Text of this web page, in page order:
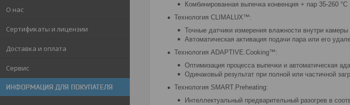
О нас
Сертификаты и лицензии
Доставка и оплата
Сервис
ИНФОРМАЦИЯ ДЛЯ ПОКУПАТЕЛЯ
Комбинированная выпечка конвенция + пар 35-260 °C
Технология CLIMALUX™:
Точные датчики измерения влажности внутри камеры
Автоматическая активация подачи пара или его
Технология ADAPTIVE.Cooking™:
Оптимизация процесса выпечки и автоматическая
Одинаковый результат при полной или частичной
Технология SMАRT.Preheating:
Интеллектуальный предварительный разогрев в